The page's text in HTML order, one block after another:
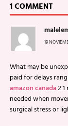
1 COMMENT
19
What may be
paid for delays
amazon canada2
needed when
surgical stress or